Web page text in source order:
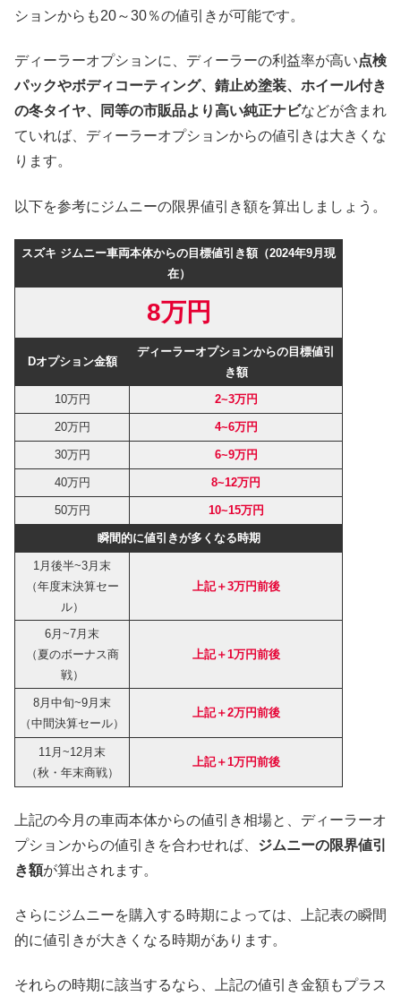
ションからも20～30％の値引きが可能です。
ディーラーオプションに、ディーラーの利益率が高い点検
パックやボディコーティング、錆止め塗装、ホイール付き
の冬タイヤ、同等の市販品より高い純正ナビなどが含まれ
ていれば、ディーラーオプションからの値引きは大きくな
ります。
以下を参考にジムニーの限界値引き額を算出しましょう。
スズキ ジムニー車両本体からの目標値引き額（2024年9月現
在）
8万円
Dオプション金額
ディーラーオプションからの目標値引
き額
10万円
2~3万円
20万円 4~6万円
30万円 6~9万円
40万円 8~12万円
50万円 10~15万円
瞬間的に値引きが多くなる時期
1月後半~3月末
（年度末決算セー
ル）
上記＋3万円前後
6月~7月末
（夏のボーナス商
戦）
上記＋1万円前後
8月中旬~9月末
（中間決算セール）
上記＋2万円前後
11月~12月末
（秋・年末商戦）
上記＋1万円前後
上記の今月の車両本体からの値引き相場と、ディーラーオ
プションからの値引きを合わせれば、 ジムニーの限界値引
き額が算出されます。
さらにジムニーを購入する時期によっては、上記表の瞬間
的に値引きが大きくなる時期があります。
それらの時期に該当するなら、上記の値引き金額もプラス